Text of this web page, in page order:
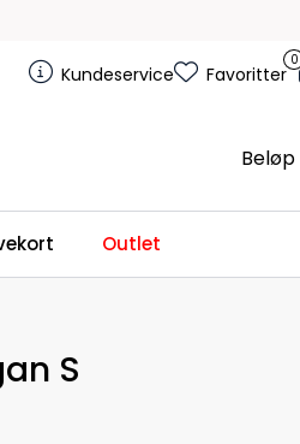
Kundeservice
0
Favoritter
Beløp
Outlet
S